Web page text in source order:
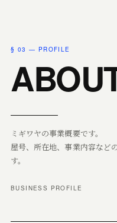
§ 03 — PROFILE
ミギワヤの事業概要です。
屋号、所在地、事業内容など
す。
BUSINESS PROFILE